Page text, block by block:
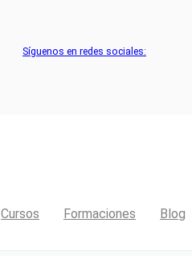
Síguenos en redes sociales:
Cursos Formaciones Blog